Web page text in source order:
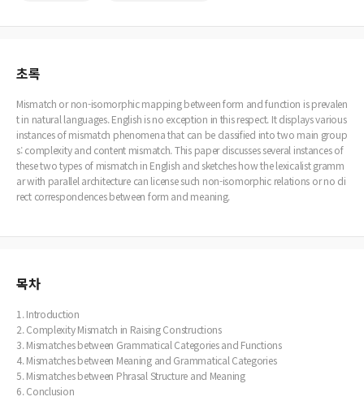
초록
Mismatch or non-isomorphic mapping between form and function is prevalen
t in natural languages. English is no exception in this respect. It displays various
instances of mismatch phenomena that can be classified into two main group
s: complexity and content mismatch. This paper discusses several instances of
these two types of mismatch in English and sketches how the lexicalist gramm
ar with parallel architecture can license such non-isomorphic relations or no di
rect correspondences between form and meaning.
목차
1. Introduction
2. Complexity Mismatch in Raising Constructions
3. Mismatches between Grammatical Categories and Functions
4. Mismatches between Meaning and Grammatical Categories
5. Mismatches between Phrasal Structure and Meaning
6. Conclusion